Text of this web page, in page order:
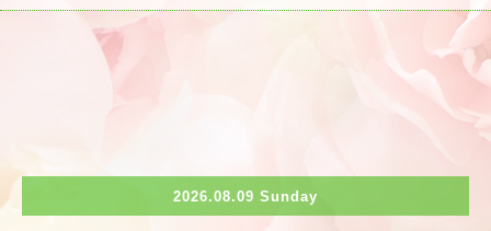
2026.08.09 Sunday